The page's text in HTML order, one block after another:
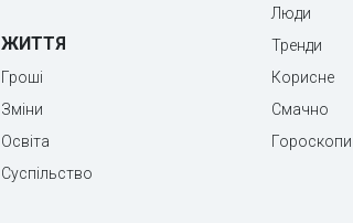
ЖИТТЯ
Гроші
Зміни
Освіта
Суспільство
Люди
Тренди
Корисне
Смачно
Гороскопи